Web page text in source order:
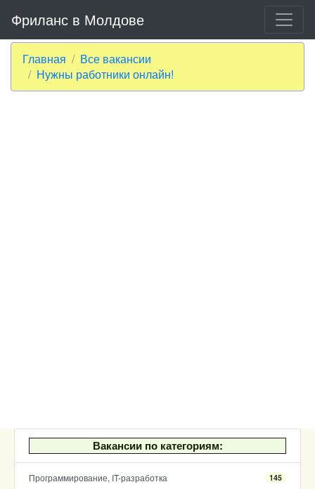
Фриланс в Молдове
Главная
Все вакансии
Нужны работники онлайн!
Вакансии по категориям:
Программирование, IT-разработка 145